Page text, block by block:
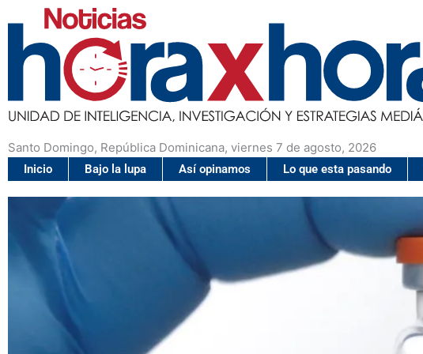
Santo Domingo, República Dominicana, viernes 7 de agosto, 2026
Inicio Bajo la lupa Así opinamos Lo que esta pasando